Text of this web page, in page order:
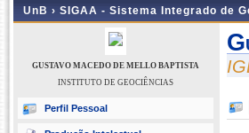
UnB › SIGAA - Sistema Integrado de
GUSTAVO MACEDO DE MELLO BAPTISTA
INSTITUTO DE GEOCIÊNCIAS
Perfil Pessoal